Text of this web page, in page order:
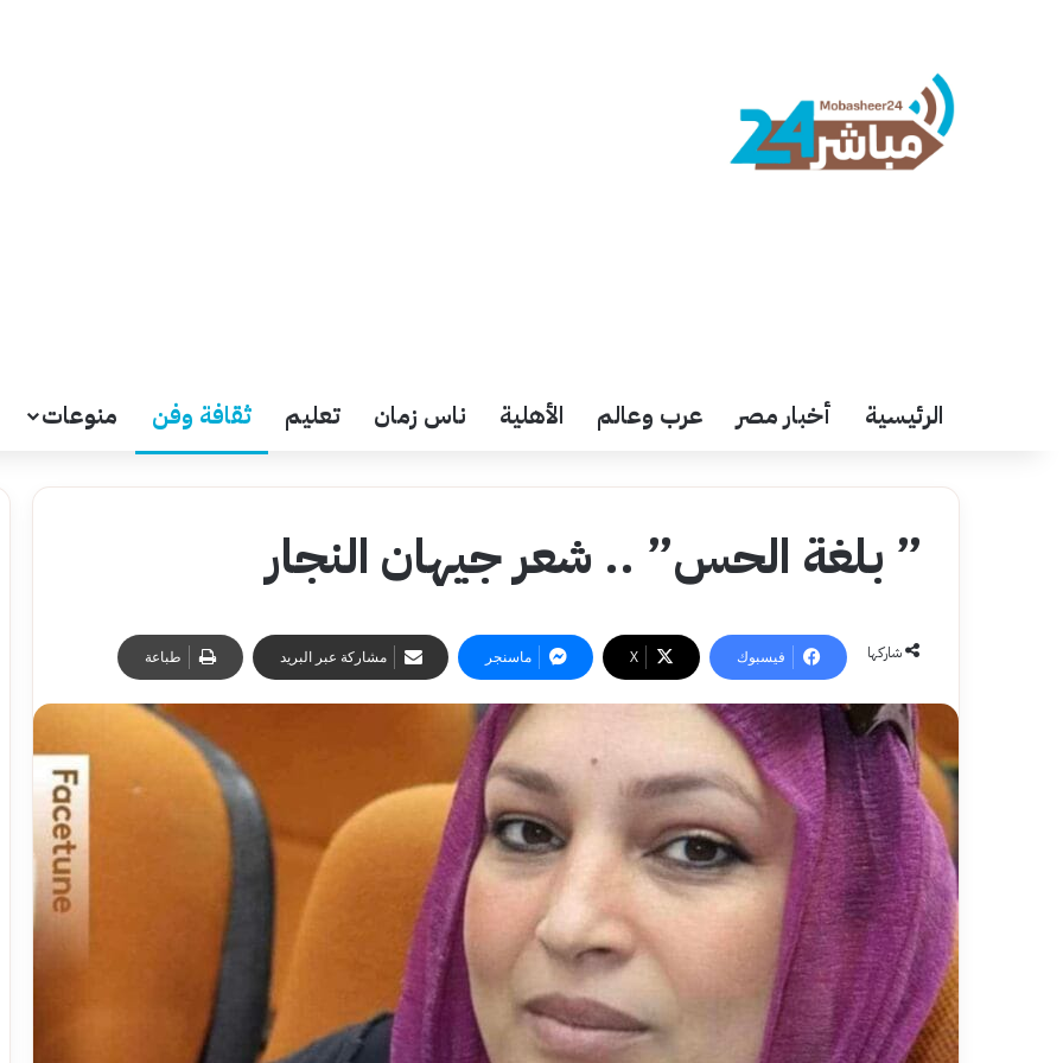
الرئيسية أخبار مصر عرب وعالم الأهلية ناس زمان تعليم ثقافة وفن منوعات
” بلغة الحس” .. شعر جيهان النجار
شاركها فيسبوك ‫X ماسنجر مشاركة عبر البريد طباعة